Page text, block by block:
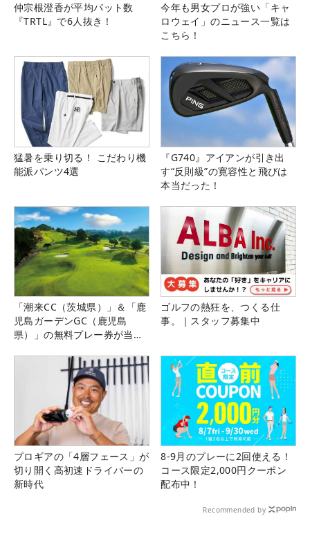
仲宗根澄香が平均パット数
『TRTL』で6人抜き！
今年も男女プロが強い「キャ
ロウェイ」のニュース一覧は
こちら！
猛暑を乗り切る！ こだわり機
能派パンツ4選
『G740』アイアンが引き出
す“反則級”の寛容性と飛びは
本当だった！
「潮来CC（茨城県）」＆「鹿
児島ガーデンGC（鹿児島
県）」の無料プレー券が当た
ゴルフの熱狂を、つくる仕
事。｜スタッフ募集中
プロギアの「4層フェース」が
切り開く高初速ドライバーの
新時代
8-9月のプレーに2回使える！
コース限定2,000円クーポン
配布中！
Recommended by